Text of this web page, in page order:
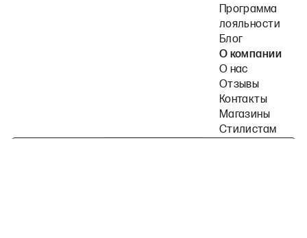
Программа
лояльности
Блог
О компании
О нас
Отзывы
Контакты
Магазины
Стилистам